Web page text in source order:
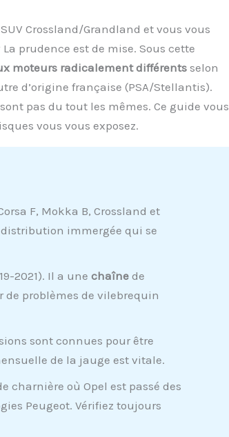
Crossland/Grandland et vous vous
prudence est de mise. Sous cette
moteurs radicalement différents selon
d’origine française (PSA/Stellantis).
pas du tout les mêmes. Ce guide vous
vous vous exposez.
F, Mokka B, Crossland et
distribution immergée qui se
2021). Il a une chaîne de
problèmes de vilebrequin
sont connues pour être
de la jauge est vitale.
charnière où Opel est passé des
Peugeot. Vérifiez toujours